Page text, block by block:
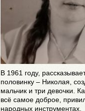
В 1961 году,
половинку – Николая,
мальчик и три девочки.
всё самое доброе,
народных инструментах.